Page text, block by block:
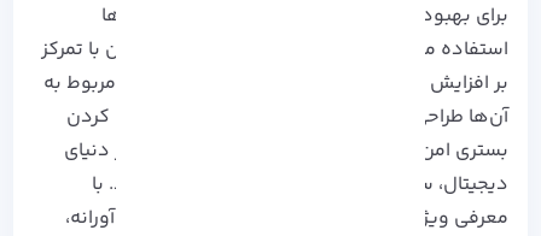
برای بهبود عملکرد و کاهش زمان انتظار تراکنش‌ها
استفاده می‌کند. SUI به عنوان یک پلتفرم بلاک‌چین با تمرکز
بر افزایش سرعت تراکنش‌ها و کاهش هزینه‌های مربوط به
آن‌ها طراحی شده است. این پروژه با هدف فراهم کردن
بستری امن و کارآمد برای تعاملات مالی و تجاری در دنیای
دیجیتال، سعی دارد نیازهای کاربران را برآورده کند. با
معرفی ویژگی‌های منحصر به فرد و قابلیت‌های نوآورانه،